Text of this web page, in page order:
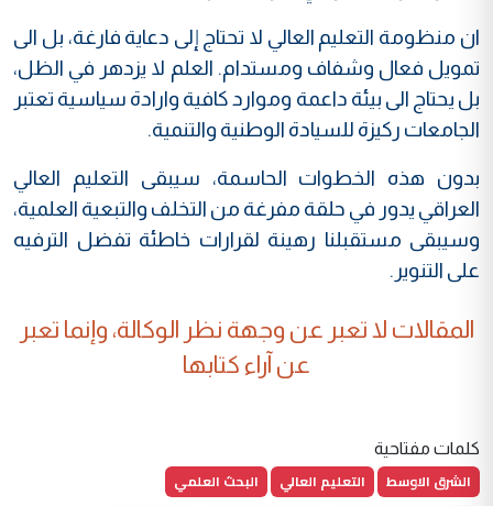
ان منظومة التعليم العالي لا تحتاج إلى دعاية فارغة، بل الى
تمويل فعال وشفاف ومستدام. العلم لا يزدهر في الظل،
بل يحتاج الى بيئة داعمة وموارد كافية وارادة سياسية تعتبر
الجامعات ركيزة للسيادة الوطنية والتنمية.
بدون هذه الخطوات الحاسمة، سيبقى التعليم العالي
العراقي يدور في حلقة مفرغة من التخلف والتبعية العلمية،
وسيبقى مستقبلنا رهينة لقرارات خاطئة تفضل الترفيه
على التنوير.
المقالات لا تعبر عن وجهة نظر الوكالة، وإنما تعبر
عن آراء كتابها
كلمات مفتاحية
الشرق الاوسط التعليم العالي
البحث العلمي